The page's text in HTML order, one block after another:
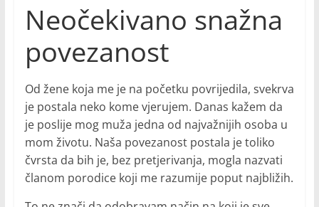
Neočekivano snažna
povezanost
Od žene koja me je na početku povrijedila, svekrva
je postala neko kome vjerujem. Danas kažem da
je poslije mog muža jedna od najvažnijih osoba u
mom životu. Naša povezanost postala je toliko
čvrsta da bih je, bez pretjerivanja, mogla nazvati
članom porodice koji me razumije poput najbližih.